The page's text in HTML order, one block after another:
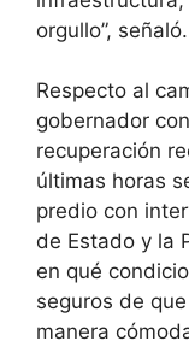
orgullo”, señaló.
Respecto al
gobernador
recuperación
últimas horas
predio con
de Estado y la
en qué
seguros de
manera